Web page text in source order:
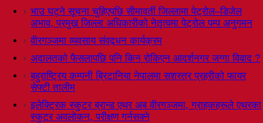
भाउ घट्ने सूचना चुहिएपछि सीमावर्ती जिल्लामा पेट्रोल–डिजेल
अभाव, प्रमुख जिल्ला अधिकारीको नेतृत्वमा पेट्रोल पम्प अनुगमन
वीरगञ्जमा व्यवसाय संवद्र्धन कार्यक्रम
अदालतको फैसलापछि पनि किन रोकिएन आदर्शनगर जग्गा विवाद ?
बहुराष्ट्रिय कम्पनी ब्रिटानिया नेपालमा सशस्त्र प्रहरीको फायर
सेफ्टी तालीम
इलेक्ट्रिक स्कुटर ब्रान्ड एथर अब वीरगञ्जमा, ग्राहकहरूले एथरका
स्कुटर अवलोकन, परीक्षण गर्नसक्ने